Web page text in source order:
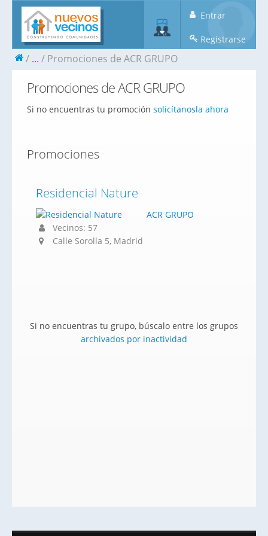
Entrar
Registrarse
... Promociones de ACR GRUPO
Promociones de ACR GRUPO
Si no encuentras tu promoción solicítanosla ahora
Promociones
Residencial Nature
ACR GRUPO
Vecinos: 57
Calle Sorolla 5, Madrid
Si no encuentras tu grupo, búscalo entre los grupos
archivados por inactividad